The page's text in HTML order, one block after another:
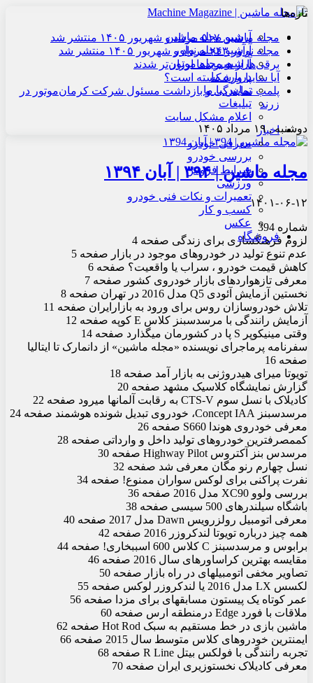
آرشیو مجله ماشین
آرشیو مجله نوآور
آرشیو مجله موتور
درباره ما
تماس با ما
تبلیغات
اعلام مشکل سایت
اخبار
معرفی خودرو
بررسی خودرو
شرایط فروش
ورزشی
تعمیرات و نکات فنی خودرو
کسب و کار
عکس
فروشگاه
تازه‌ها
مجله ماشین ۵۱۷ مرداد و شهریور ۱۴۰۵ منتشر شد
مجله نوآور ۲۴۳ مرداد و شهریور ۱۴۰۵ منتشر شد
برقی‌ها از هیبریدها ارزان‌تر شدند
آیا سایپا ورشکسته است؟
پلمب نمایندگی و بازداشت مسئول شرکت کرمان‌موتور در
زرند
دوشنبه , ۱۹ مرداد ۱۴۰۵
مجله ماشین | ۳۹۴ | آبان ۱۳۹۴
۱۴۰۱-۰۶-۱۲
شماره 394
لزوم فرهنگ‏سازی برای زندگی صفحه 4
عدم تنوع تولید در خودروهای موجود در بازار صفحه 5
کاهش قیمت خودرو ، سراب یا واقعیت؟ صفحه 6
معرفی تازه‏واردهای بازار خودروی کشور صفحه 7
نخستین آزمایش آئودی Q5 مدل 2016 در تهران صفحه 8
تلاش خودروسازان روس برای ورود به بازارایران صفحه 11
آزمایش رانندگی با مرسدس‏بنز کلاس E کوپه صفحه 12
وقتی مینی‏کوپر S پا در کشورمان می‏گذارد صفحه 14
سفرنامه پرماجرای نویسنده «مجله ماشین» از دانمارک تا ایتالیا
صفحه 16
تویوتا میرای هیدروژنی به بازار آمد صفحه 18
گزارش نمایشگاه کلاسیک مشهد صفحه 20
کادیلاک با نسل سوم CTS-V به رقابت آلمان‏ها می‏رود صفحه 22
مرسدس‏بنز Concept IAA، خودروی تبدیل شونده هوشمند صفحه 24
معرفی خودروی هوندا S660 صفحه 26
کم‏مصرف‏ترین خودروهای تولید داخل و وارداتی صفحه 28
مرسدس‏ بنز آکتروس Highway Pilot صفحه 30
نسل چهارم رنو مگان معرفی شد صفحه 32
نفرت پراکنی برای لوکس سواران ممنوع! صفحه 34
بررسی ولوو XC90 مدل 2016 صفحه 36
باشگاه سیلندرهای 500 سی‏سی صفحه 38
معرفی اتومبیل رولزرویس Dawn مدل 2017 صفحه 40
همه چیز درباره تویوتا لندکروزر 2016 صفحه 42
برابوس و مرسدس‏بنز C کلاس 600 اسب‏بخاری! صفحه 44
مقایسه بهترین کراس‏اورهای سال 2016 صفحه 46
تصاویر مخفی اتومبیل‏های در راه بازار صفحه 50
لکسس LX مدل 2016 یا لندکروزر لوکس صفحه 55
عمر کوتاه یک پیستون مسابقه‏ای برای مزدا صفحه 56
ملاقات با فورد Edge درمنطقه ارس صفحه 60
ماشین بازی در خط مستقیم به سبک Hot Rod صفحه 62
ایمن‏ترین خودروهای کلاس متوسط سال 2015 صفحه 66
تجربه رانندگی با فولکس بیتل R Line صفحه 68
معرفی کادیلاک نخست‏وزیری ایران صفحه 70